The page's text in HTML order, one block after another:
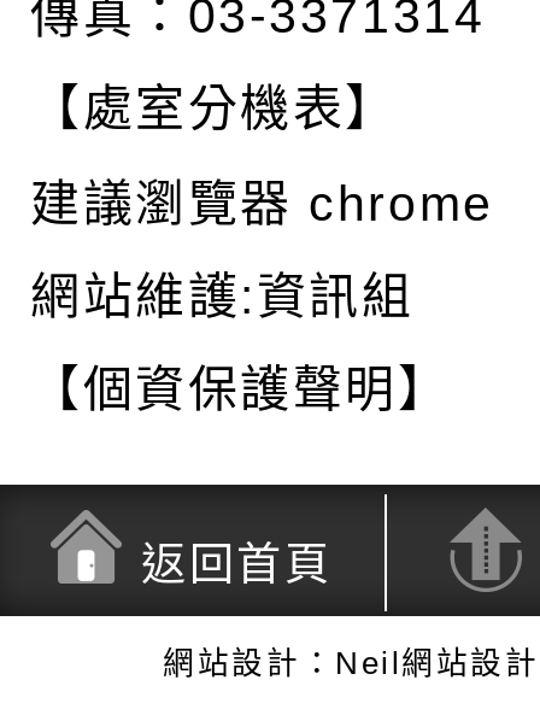
傳真：03-3371314
【處室分機表】
建議瀏覽器 chrome
網站維護:資訊組
【個資保護聲明】
返回首頁
網站設計：Neil網站設